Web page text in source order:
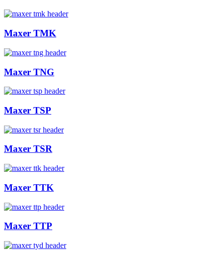
Maxer TMK
Maxer TNG
Maxer TSP
Maxer TSR
Maxer TTK
Maxer TTP